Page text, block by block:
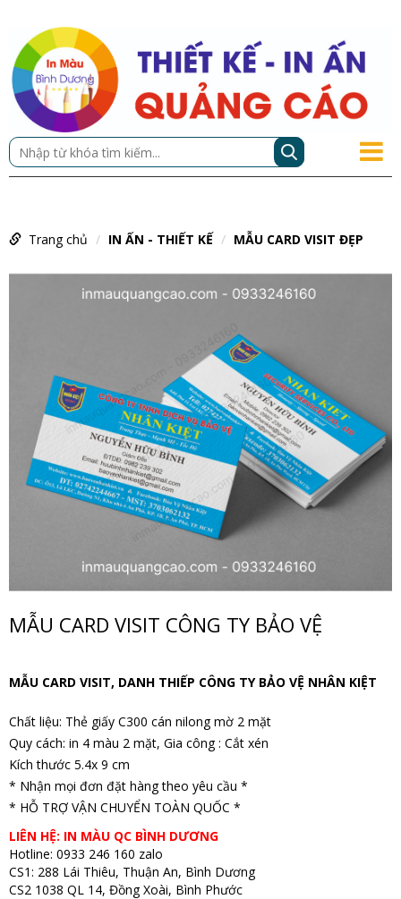
Trang chủ IN ẤN - THIẾT KẾ MẪU CARD VISIT ĐẸP
MẪU CARD VISIT CÔNG TY BẢO VỆ
MẪU CARD VISIT, DANH THIẾP CÔNG TY BẢO VỆ NHÂN KIỆT
Chất liệu: Thẻ giấy C300 cán nilong mờ 2 mặt
Quy cách: in 4 màu 2 mặt, Gia công : Cắt xén
Kích thước 5.4x 9 cm
* Nhận mọi đơn đặt hàng theo yêu cầu *
* HỖ TRỢ VẬN CHUYỂN TOÀN QUỐC *
LIÊN HỆ: IN MÀU QC BÌNH DƯƠNG
Hotline: 0933 246 160 zalo
CS1: 288 Lái Thiêu, Thuận An, Bình Dương
CS2 1038 QL 14, Đồng Xoài, Bình Phước